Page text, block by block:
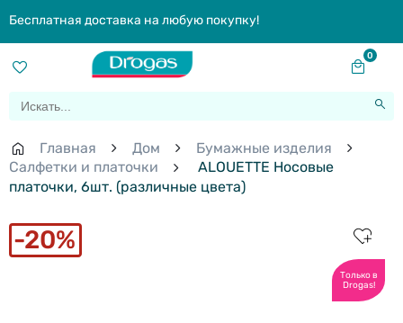
Бесплатная доставка на любую покупку!
0
Главная Дом
Бумажные изделия
Салфетки и платочки
ALOUETTE Hосовые
платочки, 6шт. (различные цвета)
20%
Только в
Drogas!